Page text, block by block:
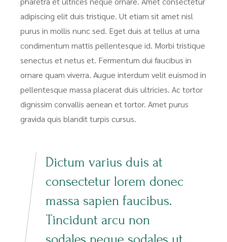
adipiscing elit duis tristique. Ut etiam sit amet nisl
purus in mollis nunc sed. Eget duis at tellus at urna
condimentum mattis pellentesque id. Morbi tristique
senectus et netus et. Fermentum dui faucibus in
ornare quam viverra. Augue interdum velit euismod in
pellentesque massa placerat duis ultricies. Ac tortor
dignissim convallis aenean et tortor. Amet purus
gravida quis blandit turpis cursus.
Dictum varius duis at
consectetur lorem donec
massa sapien faucibus.
Tincidunt arcu non